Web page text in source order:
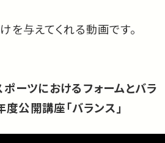
を与えてくれる動画です。
ポーツにおけるフォームとバラ
度公開講座「バランス」